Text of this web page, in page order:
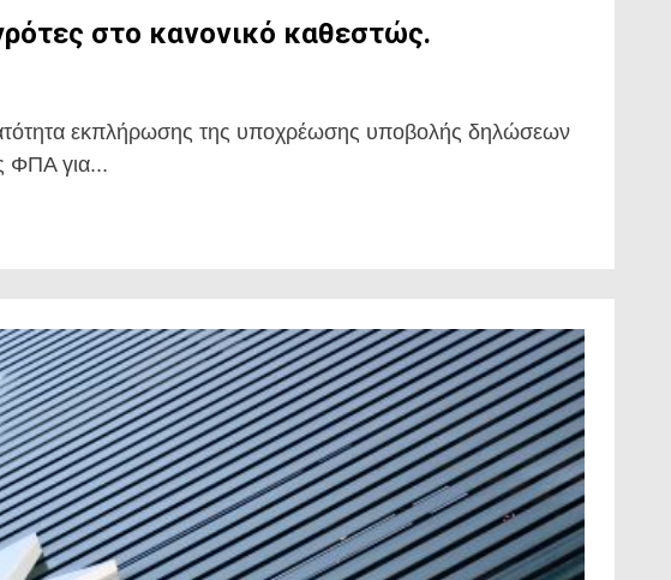
στο κανονικό καθεστώς.
εκπλήρωσης της υποχρέωσης υποβολής δηλώσεων
ΦΠΑ για...